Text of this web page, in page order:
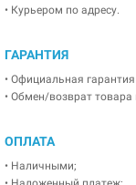
• Курьером по адресу.
ГАРАНТИЯ
• Официальная
• Обмен/возврат товара
ОПЛАТА
• Наличными;